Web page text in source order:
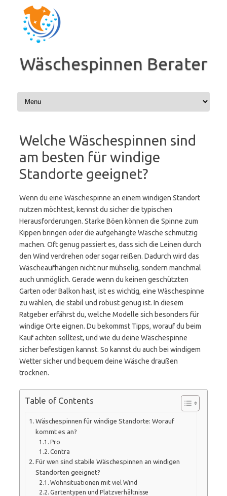
Inhalt
springen
Wäschespinnen Berater
Welche Wäschespinnen sind
am besten für windige
Standorte geeignet?
Wenn du eine Wäschespinne an einem windigen Standort
nutzen möchtest, kennst du sicher die typischen
Herausforderungen. Starke Böen können die Spinne zum
Kippen bringen oder die aufgehängte Wäsche schmutzig
machen. Oft genug passiert es, dass sich die Leinen durch
den Wind verdrehen oder sogar reißen. Dadurch wird das
Wäscheaufhängen nicht nur mühselig, sondern manchmal
auch unmöglich. Gerade wenn du keinen geschützten
Garten oder Balkon hast, ist es wichtig, eine Wäschespinne
zu wählen, die stabil und robust genug ist. In diesem
Ratgeber erfährst du, welche Modelle sich besonders für
windige Orte eignen. Du bekommst Tipps, worauf du beim
Kauf achten solltest, und wie du deine Wäschespinne
sicher befestigen kannst. So kannst du auch bei windigem
Wetter sicher und bequem deine Wäsche draußen
trocknen.
Table of Contents
Wäschespinnen für windige Standorte: Worauf
kommt es an?
Pro
Contra
Für wen sind stabile Wäschespinnen an windigen
Standorten geeignet?
Wohnsituationen mit viel Wind
Gartentypen und Platzverhältnisse